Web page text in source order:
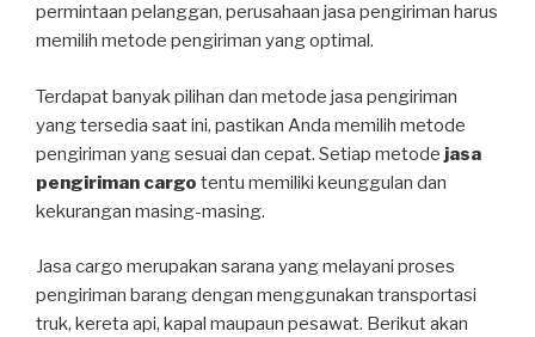
permintaan pelanggan, perusahaan jasa pengiriman harus
memilih metode pengiriman yang optimal.
Terdapat banyak pilihan dan metode jasa pengiriman
yang tersedia saat ini, pastikan Anda memilih metode
pengiriman yang sesuai dan cepat. Setiap metode jasa
pengiriman cargo tentu memiliki keunggulan dan
kekurangan masing-masing.
Jasa cargo merupakan sarana yang melayani proses
pengiriman barang dengan menggunakan transportasi
truk, kereta api, kapal maupaun pesawat. Berikut akan